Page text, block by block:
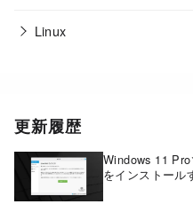
Linux
更新履歴
Windows 11
をインストール